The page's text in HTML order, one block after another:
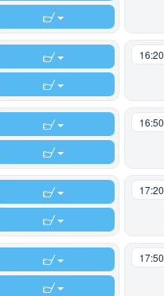
16:20
16:50
17:20
17:50